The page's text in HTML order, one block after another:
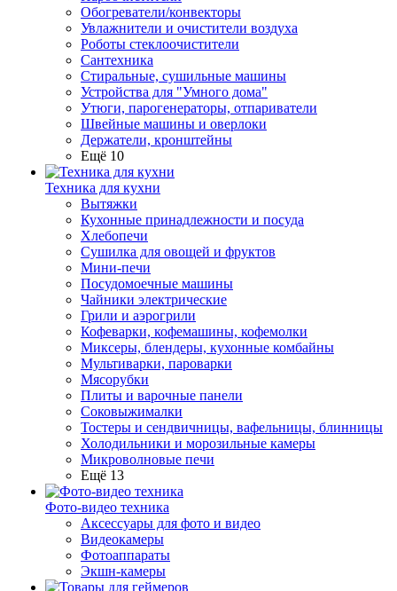
Обогреватели/конвекторы
Увлажнители и очистители воздуха
Роботы стеклоочистители
Сантехника
Стиральные, сушильные машины
Устройства для "Умного дома"
Утюги, парогенераторы, отпариватели
Швейные машины и оверлоки
Держатели, кронштейны
Ещё 10
Техника для кухни
Вытяжки
Кухонные принадлежности и посуда
Хлебопечи
Сушилка для овощей и фруктов
Мини-печи
Посудомоечные машины
Чайники электрические
Грили и аэрогрили
Кофеварки, кофемашины, кофемолки
Миксеры, блендеры, кухонные комбайны
Мультиварки, пароварки
Мясорубки
Плиты и варочные панели
Соковыжималки
Тостеры и сендвичницы, вафельницы, блинницы
Холодильники и морозильные камеры
Микроволновые печи
Ещё 13
Фото-видео техника
Аксессуары для фото и видео
Видеокамеры
Фотоаппараты
Экшн-камеры